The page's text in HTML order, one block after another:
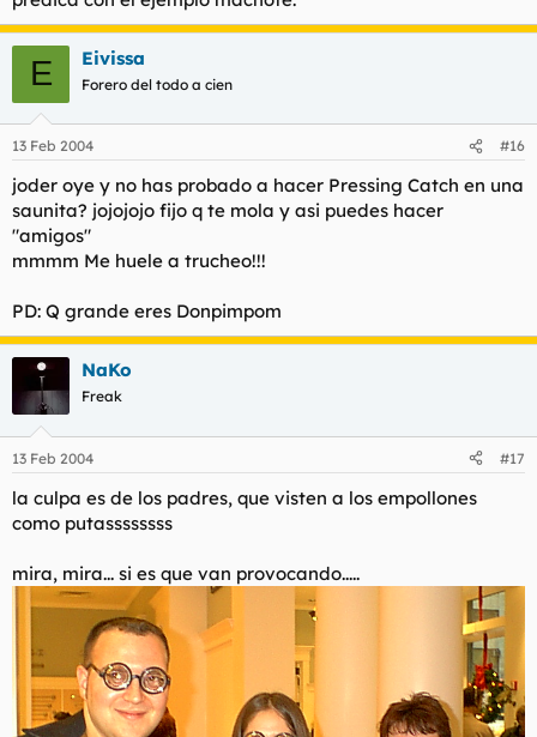
E Eivissa
Forero del todo a cien
13 Feb 2004 #16
joder oye y no has probado a hacer Pressing Catch en una
saunita? jojojojo fijo q te mola y asi puedes hacer
"amigos"
mmmm Me huele a trucheo!!!
PD: Q grande eres Donpimpom
NaKo
Freak
13 Feb 2004 #17
la culpa es de los padres, que visten a los empollones
como putassssssss
mira, mira... si es que van provocando.....